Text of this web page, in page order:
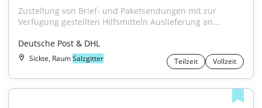
Zustellung von Brief- und Paketsendungen mit zur
Verfügung gestellten Hilfsmitteln Auslieferung an...
Deutsche Post & DHL
Sickte, RaumSalzgitter Teilzeit Vollzeit